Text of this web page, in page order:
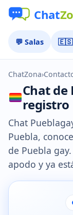
💬 Salas 🇪🇸
ChatZona›
Chat de
registro
Chat
Puebla,
de Puebla
apodo y ya